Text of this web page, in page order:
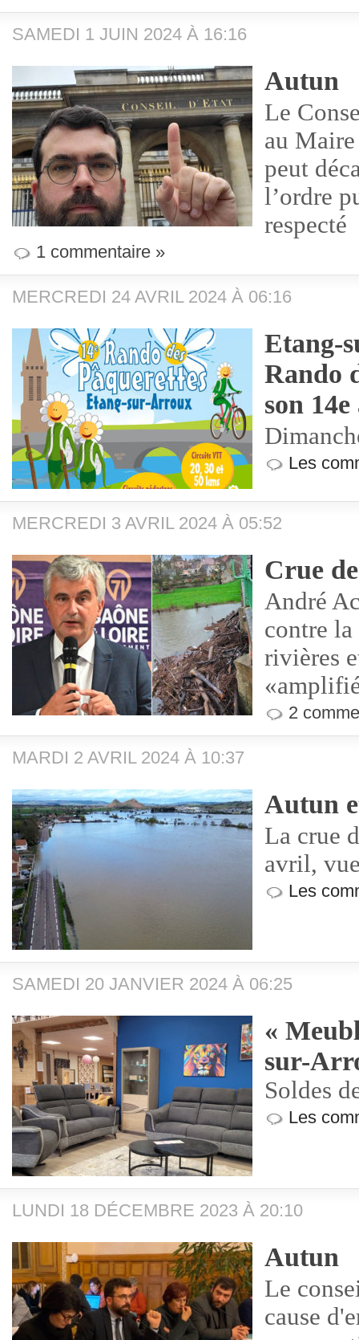
SAMEDI 1 JUIN 2024 À 16:16
Autun
Le
au
peut
l’ordre
respecté
1 commentaire »
MERCREDI 24 AVRIL 2024 À 06:16
Etang-
Rando
son
Les
MERCREDI 3 AVRIL 2024 À 05:52
Crue
André
contre la
rivières
2
MARDI 2 AVRIL 2024 À 10:37
Autun
La crue
avril,
Les
SAMEDI 20 JANVIER 2024 À 06:25
«
sur-
Soldes
Les
LUNDI 18 DÉCEMBRE 2023 À 20:10
Autun
Le
cause